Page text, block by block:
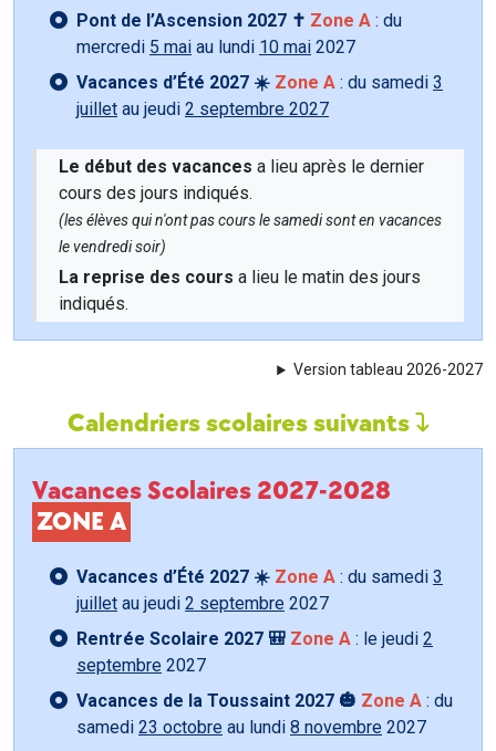
Pont de l’Ascension 2027 ✝️ Zone A : du
mercredi 5 mai au lundi 10 mai 2027
Vacances d’Été 2027 ☀️ Zone A : du samedi 3
juillet au jeudi 2 septembre 2027
Le début des vacances a lieu après le dernier
cours des jours indiqués.
(les élèves qui n'ont pas cours le samedi sont en vacances
le vendredi soir)
La reprise des cours a lieu le matin des jours
indiqués.
Version tableau 2026-2027
Calendriers scolaires suivants
Vacances Scolaires 2027-2028
ZONE A
Vacances d’Été 2027 ☀️ Zone A : du samedi 3
juillet au jeudi 2 septembre 2027
Rentrée Scolaire 2027 🎒 Zone A : le jeudi 2
septembre 2027
Vacances de la Toussaint 2027 🎃 Zone A : du
samedi 23 octobre au lundi 8 novembre 2027